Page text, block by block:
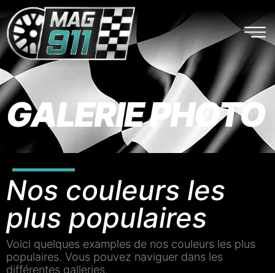
GALERIE PHOTO
Nos couleurs les
plus populaires
Voici quelques examples de nos couleurs les plus
populaires. Vous pouvez naviguer dans les
différentes galleries.